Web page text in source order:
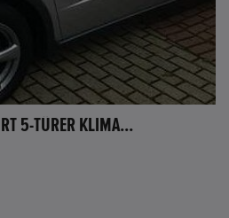
5-TÜRER KLIMA...